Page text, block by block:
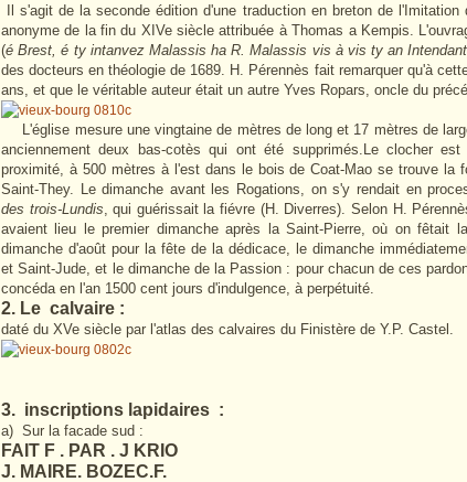
Il s'agit de la seconde édition d'une traduction en breton de l'Imitation
anonyme de la fin du XIVe siècle attribuée à Thomas a Kempis.
(é Brest, é ty intanvez Malassis ha R. Malassis vis à vis ty an Intendant
des docteurs en théologie de 1689. H. Pérennès fait remarquer qu'à
ans, et que le véritable auteur était un autre Yves Ropars, oncle du
L'église mesure une vingtaine de mètres de long et 17 mètres de
anciennement deux bas-cotès qui ont été supprimés.Le clocher
proximité, à 500 mètres à l'est dans le bois de Coat-Mao se trouve la
Saint-They. Le dimanche avant les Rogations, on s'y rendait en
des trois-Lundis, qui guérissait la fiévre (H. Diverres). Selon H.
avaient lieu le premier dimanche après la Saint-Pierre, où on fêtait
dimanche d'août pour la fête de la dédicace, le dimanche
et Saint-Jude, et le dimanche de la Passion : pour chacun de ces
concéda en l'an 1500 cent jours d'indulgence, à perpétuité.
2. Le calvaire :
daté du XVe siècle par l'atlas des calvaires du Finistère de Y.P. Castel.
3. inscriptions lapidaires :
a) Sur la facade sud :
FAIT F . PAR . J KRIO
J. MAIRE. BOZEC.F.